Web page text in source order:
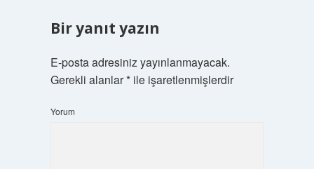
Bir yanıt yazın
E-posta adresiniz yayınlanmayacak.
Gerekli alanlar*ile işaretlenmişlerdir
Yorum